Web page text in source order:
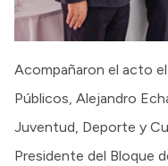
Acompañaron el acto
Públicos, Alejandro
Juventud, Deporte y
Presidente del Bloque